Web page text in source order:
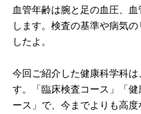
血管年齢は腕と足の血圧、
します。検査の基準や病気
したよ。
今回ご紹介した健康科学科
す。「臨床検査コース」「
ース」で、今までよりも高度